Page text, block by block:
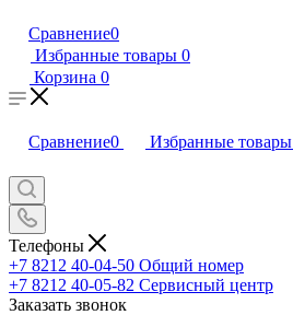
Сравнение0
Избранные товары 0
Корзина 0
Сравнение0 Избранные товары
Телефоны
+7 8212 40-04-50 Общий номер
+7 8212 40-05-82 Сервисный центр
Заказать звонок